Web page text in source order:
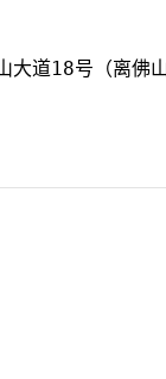
大道18号（离佛